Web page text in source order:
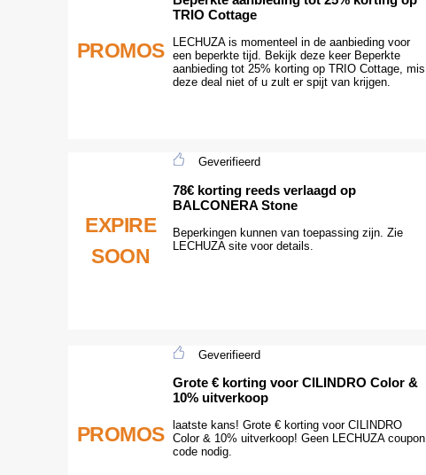
PROMOS
TRIO Cottage
LECHUZA is momenteel in de aanbieding voor
een beperkte tijd. Bekijk deze keer Beperkte
aanbieding tot 25% korting op TRIO Cottage, mis
deze deal niet of u zult er spijt van krijgen.
EXPIRE
SOON
Geverifieerd
78€ korting reeds verlaagd op
BALCONERA Stone
Beperkingen kunnen van toepassing zijn. Zie
LECHUZA site voor details.
PROMOS
Geverifieerd
Grote € korting voor CILINDRO Color &
10% uitverkoop
laatste kans! Grote € korting voor CILINDRO
Color & 10% uitverkoop! Geen LECHUZA coupon
code nodig.